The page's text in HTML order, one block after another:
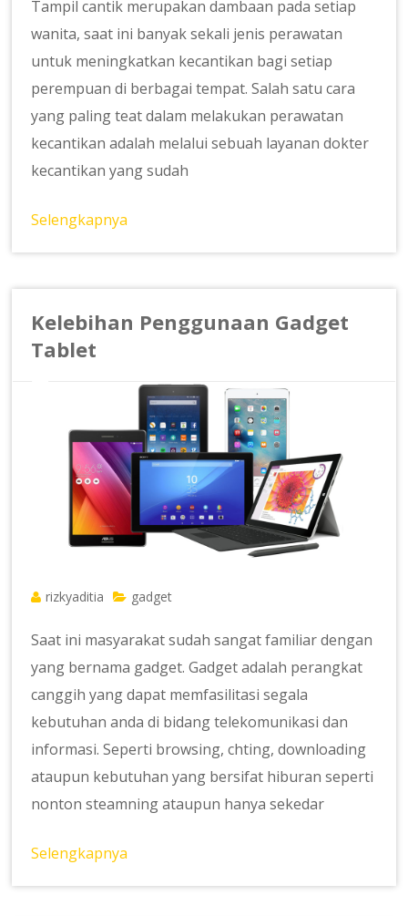
Tampil cantik merupakan dambaan pada setiap
wanita, saat ini banyak sekali jenis perawatan
untuk meningkatkan kecantikan bagi setiap
perempuan di berbagai tempat. Salah satu cara
yang paling teat dalam melakukan perawatan
kecantikan adalah melalui sebuah layanan dokter
kecantikan yang sudah
Selengkapnya
Kelebihan Penggunaan Gadget
Tablet
rizkyaditia gadget
Saat ini masyarakat sudah sangat familiar dengan
yang bernama gadget. Gadget adalah perangkat
canggih yang dapat memfasilitasi segala
kebutuhan anda di bidang telekomunikasi dan
informasi. Seperti browsing, chting, downloading
ataupun kebutuhan yang bersifat hiburan seperti
nonton steamning ataupun hanya sekedar
Selengkapnya